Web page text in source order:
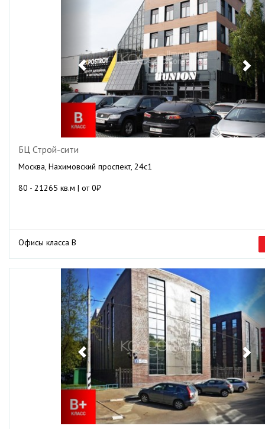
БЦ Строй-сити
Москва, Нахимовский проспект, 24с1
80 - 21265 кв.м | от 0₽
Офисы класса B
Previous